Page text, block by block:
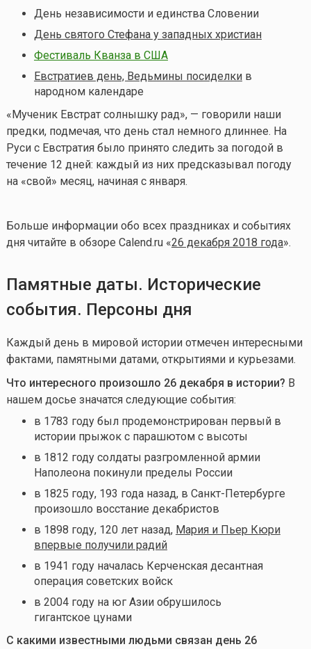
День независимости и единства Словении
День святого Стефана у западных христиан
Фестиваль Кванза в США
Евстратиев день, Ведьмины посиделкив
народном календаре
«Мученик Евстрат солнышку рад», — говорили наши
предки, подмечая, что день стал немного длиннее. На
Руси с Евстратия было принято следить за погодой в
течение 12 дней: каждый из них предсказывал погоду
на «свой» месяц, начиная с января.
Больше информации обо всех праздниках и событиях
дня читайте в обзоре Calend.ru «26 декабря 2018 года».
Памятные даты. Исторические
события. Персоны дня
Каждый день в мировой истории отмечен интересными
фактами, памятными датами, открытиями и курьезами.
Что интересного произошло 26 декабря в истории? В
нашем досье значатся следующие события:
в 1783 году был продемонстрирован первый в
истории прыжок с парашютом с высоты
в 1812 году солдаты разгромленной армии
Наполеона покинули пределы России
в 1825 году, 193 года назад, в Санкт-Петербурге
произошло восстание декабристов
в 1898 году, 120 лет назад, Мария и Пьер Кюри
впервые получили радий
в 1941 году началась Керченская десантная
операция советских войск
в 2004 году на юг Азии обрушилось
гигантское цунами
С какими известными людьми связан день 26